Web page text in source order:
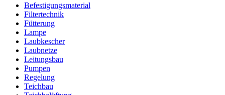
Befestigungsmaterial
Filtertechnik
Fütterung
Lampe
Laubkescher
Laubnetze
Leitungsbau
Pumpen
Regelung
Teichbau